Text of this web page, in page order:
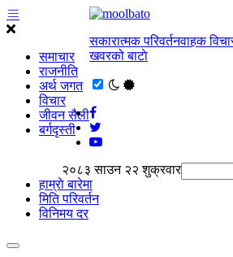
समाचार
राजनीति
अर्थ जगत
विचार
जीवन सैली
बर्गदृस्ती
सकारात्मक परिवर्तनवाहक
खवरको बाटाे
२०८३ साउन २२ शुक्रवार
हाम्राे बारेमा
मिति परिवर्तन
विनिमय दर